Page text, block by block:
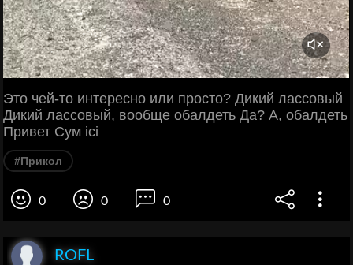
Это чей-то интересно или просто? Дикий лассовый
Дикий лассовый, вообще обалдеть Да? А, обалдеть
Привет Сум ici
#Прикол
0 0 0
ROFL